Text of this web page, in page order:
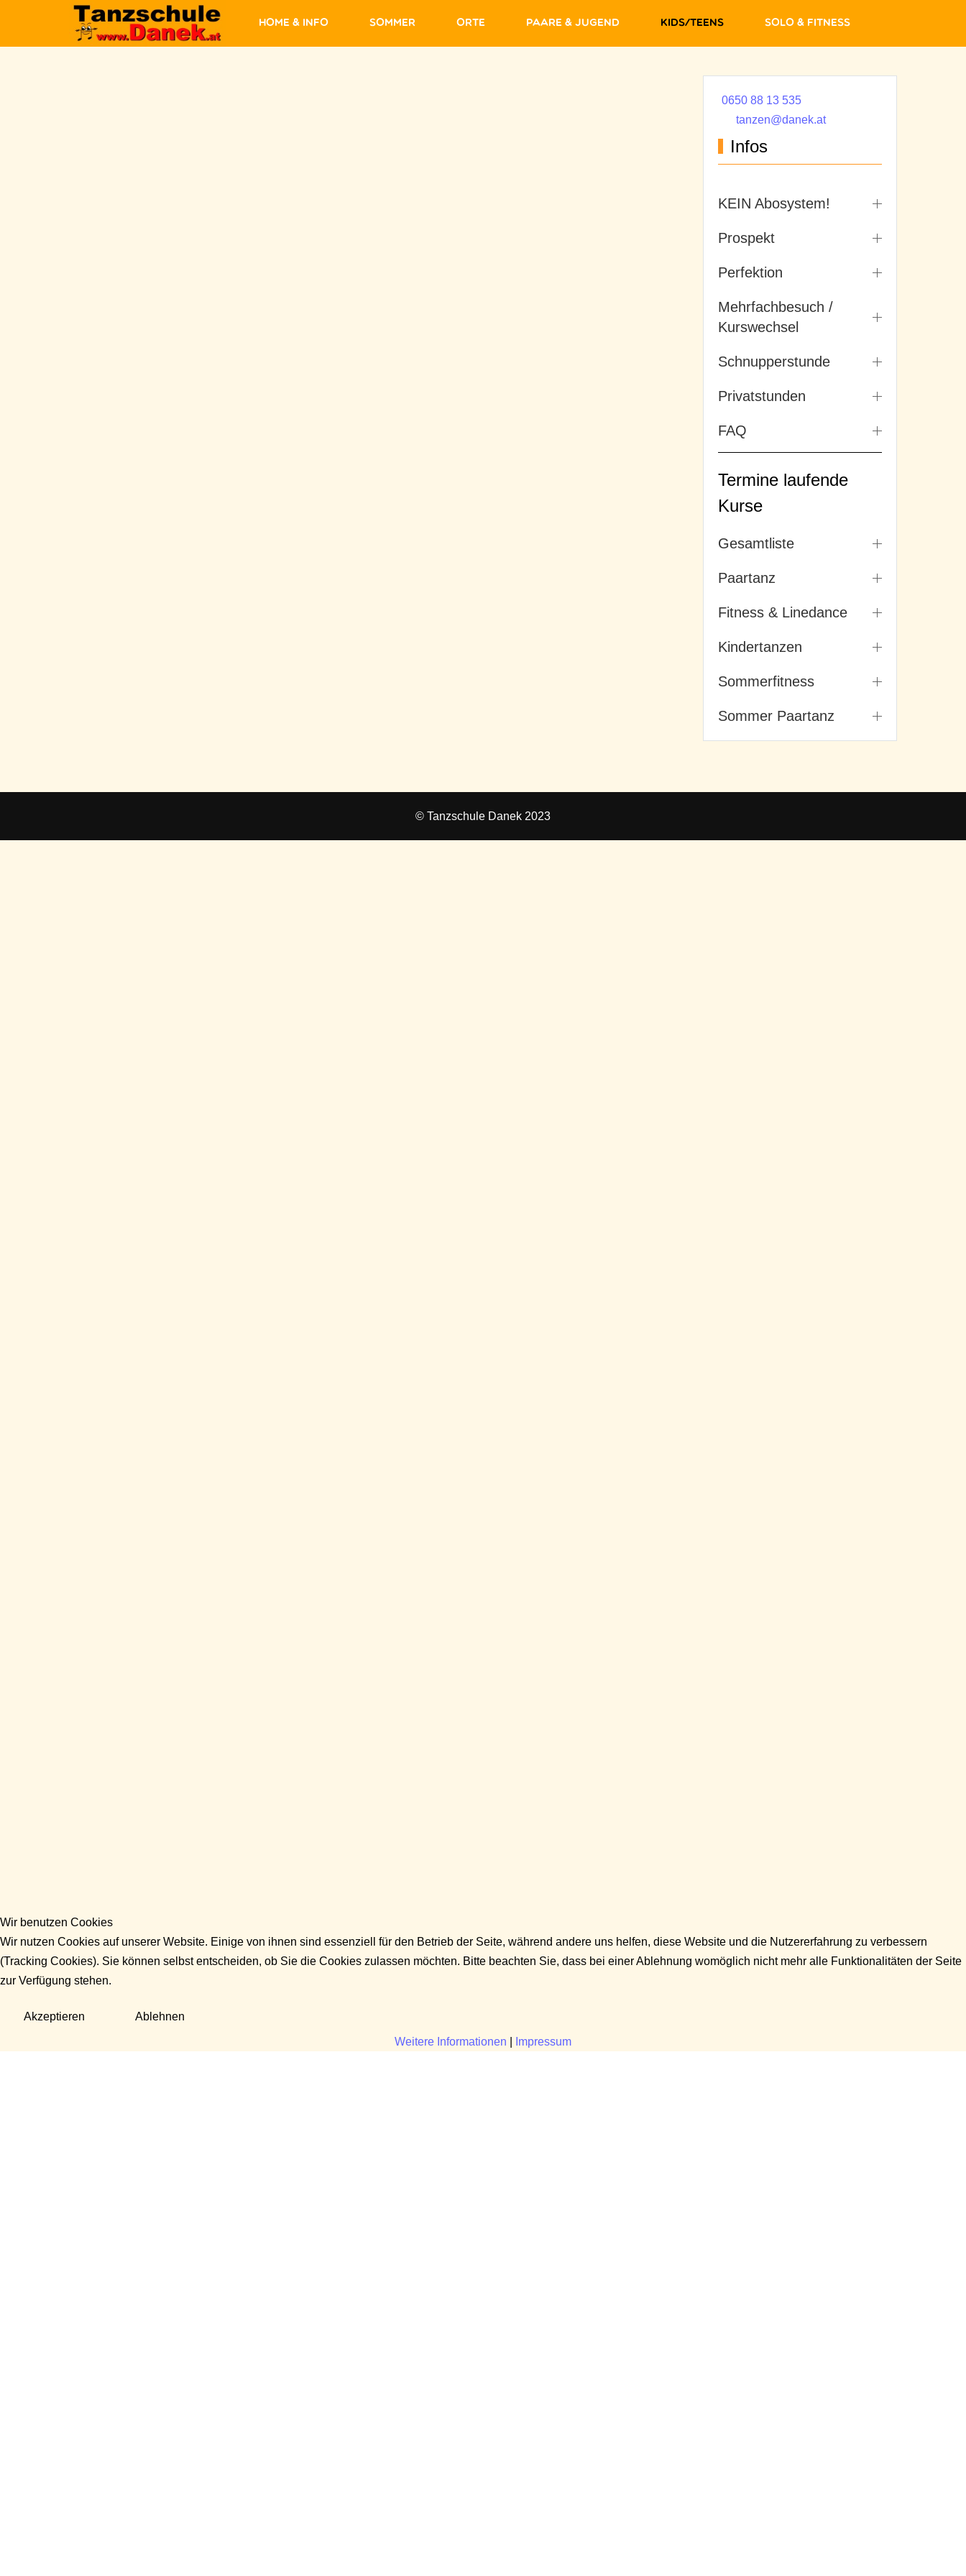
Home & Info Sommer Orte Paare & Jugend Kids/Teens Solo & Fitness
0650 88 13 535
tanzen@danek.at
Infos
KEIN Abosystem!
Prospekt
Perfektion
Mehrfachbesuch /
Kurswechsel
Schnupperstunde
Privatstunden
FAQ
Termine laufende
Kurse
Gesamtliste
Paartanz
Fitness & Linedance
Kindertanzen
Sommerfitness
Sommer Paartanz
© Tanzschule Danek 2023
Wir benutzen Cookies
Wir nutzen Cookies auf unserer Website. Einige von ihnen sind essenziell für den Betrieb der Seite, während andere uns helfen, diese Website und die Nutzererfahrung zu verbessern
(Tracking Cookies). Sie können selbst entscheiden, ob Sie die Cookies zulassen möchten. Bitte beachten Sie, dass bei einer Ablehnung womöglich nicht mehr alle Funktionalitäten der Seite
zur Verfügung stehen.
Akzeptieren Ablehnen
Weitere Informationen Impressum